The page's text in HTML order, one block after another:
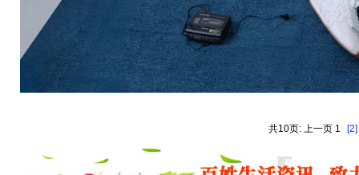
共10页: 上一页 1 [2]